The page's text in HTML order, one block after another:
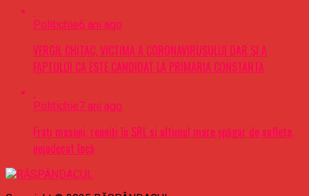
Politichie6 ani ago
VERGIL CHITAC, VICTIMA A CORONAVIRUSULUI DAR SI A
FAPTULUI CA ESTE CANDIDAT LA PRIMARIA CONSTANTA
Politichie7 ani ago
Frați masoni, reuniți în SRL si ultimul mare șpăgar de suflete,
nejudecat încă